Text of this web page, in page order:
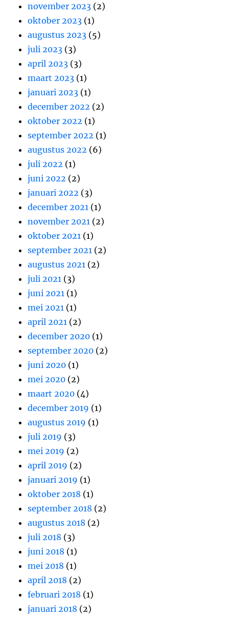
november 2023 (2)
oktober 2023 (1)
augustus 2023 (5)
juli 2023 (3)
april 2023 (3)
maart 2023 (1)
januari 2023 (1)
december 2022 (2)
oktober 2022 (1)
september 2022 (1)
augustus 2022 (6)
juli 2022 (1)
juni 2022 (2)
januari 2022 (3)
december 2021 (1)
november 2021 (2)
oktober 2021 (1)
september 2021 (2)
augustus 2021 (2)
juli 2021 (3)
juni 2021 (1)
mei 2021 (1)
april 2021 (2)
december 2020 (1)
september 2020 (2)
juni 2020 (1)
mei 2020 (2)
maart 2020 (4)
december 2019 (1)
augustus 2019 (1)
juli 2019 (3)
mei 2019 (2)
april 2019 (2)
januari 2019 (1)
oktober 2018 (1)
september 2018 (2)
augustus 2018 (2)
juli 2018 (3)
juni 2018 (1)
mei 2018 (1)
april 2018 (2)
februari 2018 (1)
januari 2018 (2)